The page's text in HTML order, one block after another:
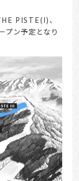
PISTE(I)、
プン予定となり